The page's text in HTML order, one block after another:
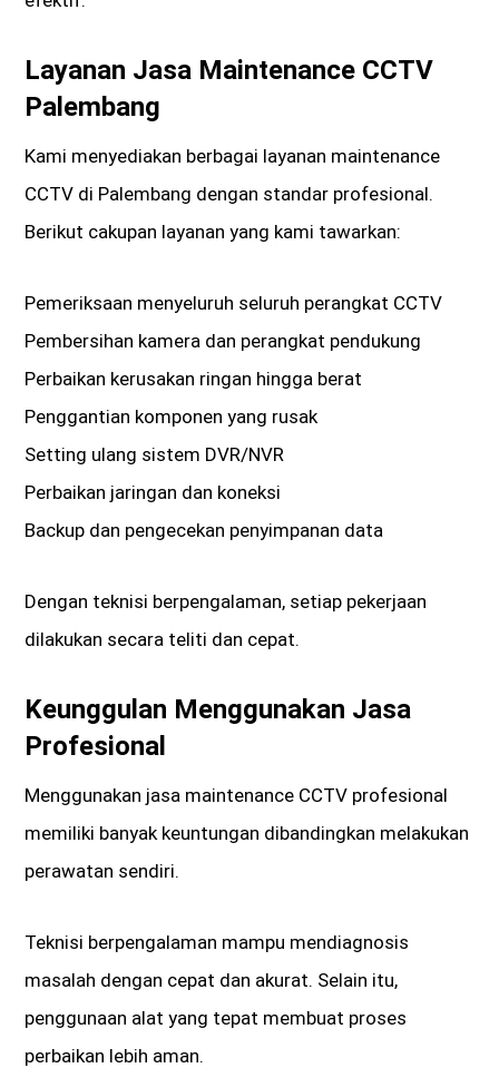
Layanan Jasa Maintenance CCTV
Palembang
Kami menyediakan berbagai layanan maintenance
CCTV di Palembang dengan standar profesional.
Berikut cakupan layanan yang kami tawarkan:
Pemeriksaan menyeluruh seluruh perangkat CCTV
Pembersihan kamera dan perangkat pendukung
Perbaikan kerusakan ringan hingga berat
Penggantian komponen yang rusak
Setting ulang sistem DVR/NVR
Perbaikan jaringan dan koneksi
Backup dan pengecekan penyimpanan data
Dengan teknisi berpengalaman, setiap pekerjaan
dilakukan secara teliti dan cepat.
Keunggulan Menggunakan Jasa
Profesional
Menggunakan jasa maintenance CCTV profesional
memiliki banyak keuntungan dibandingkan melakukan
perawatan sendiri.
Teknisi berpengalaman mampu mendiagnosis
masalah dengan cepat dan akurat. Selain itu,
penggunaan alat yang tepat membuat proses
perbaikan lebih aman.